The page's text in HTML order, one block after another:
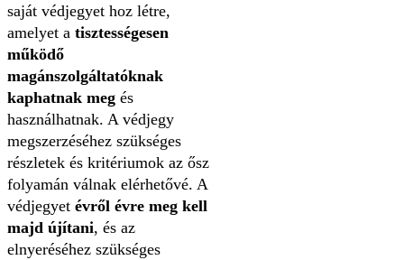
saját védjegyet hoz létre,
amelyet a tisztességesen
működő
magánszolgáltatóknak
kaphatnak meg és
használhatnak. A védjegy
megszerzéséhez szükséges
részletek és kritériumok az ősz
folyamán válnak elérhetővé. A
védjegyet évről évre meg kell
majd újítani, és az
elnyeréséhez szükséges